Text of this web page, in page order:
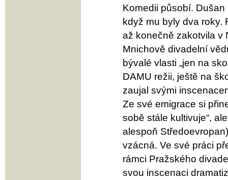
Komedii působí.
když mu byly dva roky.
až konečně zakotvila v
Mnichově divadelní
bývalé vlasti „jen na
DAMU režii, ještě na
zaujal svými
Ze své emigrace si
sobě stále kultivuje“,
alespoň
vzácná. Ve své práci
rámci Pražského
svou inscenaci